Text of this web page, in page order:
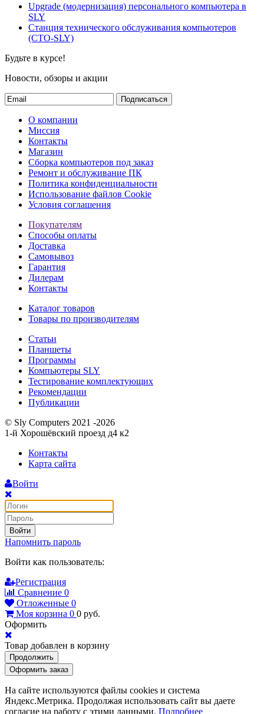
Upgrade (модернизация) персонального компьютера в
SLY
Станция технического обслуживания компьютеров
(СТО-SLY)
Будьте в курсе!
Новости, обзоры и акции
Подписаться
О компании
Миссия
Контакты
Магазин
Сборка компьютеров под заказ
Ремонт и обслуживание ПК
Политика конфиденциальности
Использование файлов Cookie
Условия соглашения
Покупателям
Способы оплаты
Доставка
Самовывоз
Гарантия
Дилерам
Контакты
Каталог товаров
Товары по производителям
Статьи
Планшеты
Программы
Компьютеры SLY
Тестирование комплектующих
Рекомендации
Публикации
© Sly Computers 2021 -2026
1-й Хорошёвский проезд д4 к2
Контакты
Карта сайта
Войти
Войти
Напомнить пароль
Войти как пользователь:
Регистрация
Сравнение 0
Отложенные 0
Моя корзина 0 0 руб.
Оформить
Товар добавлен в корзину
Продолжить
Оформить заказ
На сайте используются файлы cookies и система
Яндекс.Метрика. Продолжая использовать сайт вы даете
согласие на работу с этими данными. Подробнее